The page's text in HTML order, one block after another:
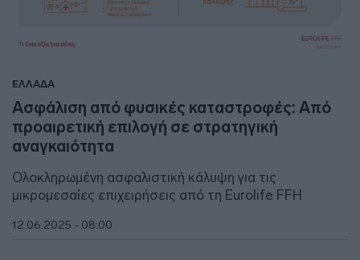
ΕΛΛΑΔΑ
Ασφάλιση από φυσικές καταστροφές: Από
προαιρετική επιλογή σε στρατηγική
αναγκαιότητα
Ολοκληρωμένη ασφαλιστική κάλυψη για τις
μικρομεσαίες επιχειρήσεις από τη Eurolife FFH
12.06.2025 - 08:00